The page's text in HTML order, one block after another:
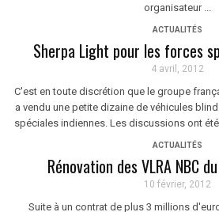
organisateur ...
ACTUALITÉS
Sherpa Light pour les forces
4 avril, 2012
C'est en toute discrétion que le groupe
a vendu une petite dizaine de véhicules
spéciales indiennes. Les discussions ont
ACTUALITÉS
Rénovation des VLRA NBC
10 février, 2012
Suite à un contrat de plus 3 millions